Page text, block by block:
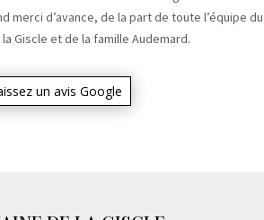
merci d’avance, de la part de toute l’équipe du
Giscle et de la famille Audemard.
un avis Google